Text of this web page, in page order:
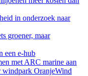
in onderzoek naar
groener, maar
een e-hub
met ARC marine aan
windpark OranjeWind